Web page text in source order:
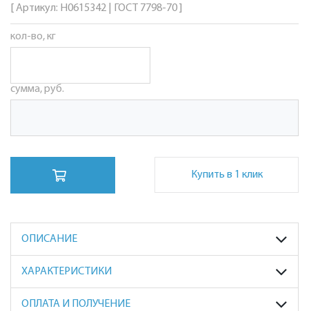
[ Артикул: Н0615342 | ГОСТ 7798-70 ]
кол-во, кг
сумма, руб.
Купить в 1 клик
ОПИСАНИЕ
ХАРАКТЕРИСТИКИ
ОПЛАТА И ПОЛУЧЕНИЕ